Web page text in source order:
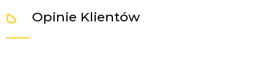
Opinie Klientów